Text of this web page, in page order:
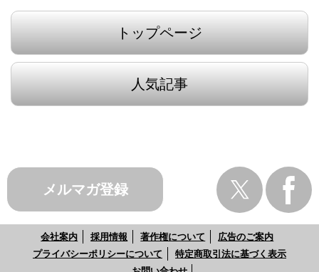
トップページ
人気記事
メルマガ登録
会社案内 採用情報 著作権について
広告のご案内
プライバシーポリシーについて
特定商取引法に基づく表示